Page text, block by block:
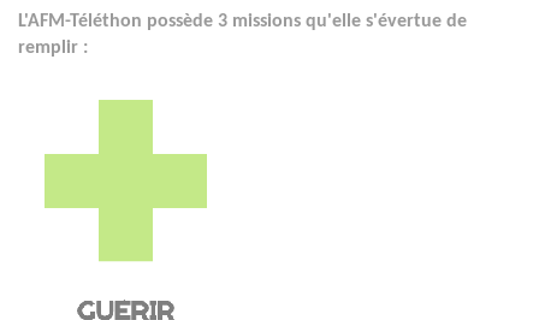
L'AFM-Téléthon possède 3 missions qu'elle s'évertue de
remplir :